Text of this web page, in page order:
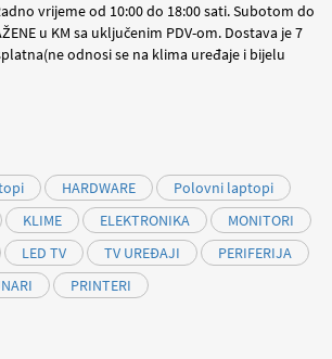
vrijeme od 10:00 do 18:00 sati. Subotom do
u KM sa uključenim PDV-om. Dostava je 7
odnosi se na klima uređaje i bijelu
HARDWARE
Polovni laptopi
KLIME ELEKTRONIKA
MONITORI
LED TV TV UREĐAJI
PERIFERIJA
PRINTERI